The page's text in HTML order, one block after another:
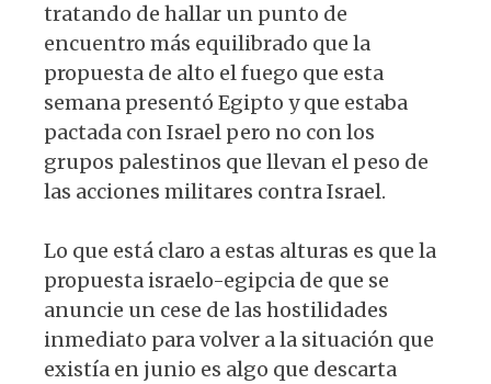
tratando de hallar un punto de
encuentro más equilibrado que la
propuesta de alto el fuego que esta
semana presentó Egipto y que estaba
pactada con Israel pero no con los
grupos palestinos que llevan el peso de
las acciones militares contra Israel.
Lo que está claro a estas alturas es que la
propuesta israelo-egipcia de que se
anuncie un cese de las hostilidades
inmediato para volver a la situación que
existía en junio es algo que descarta